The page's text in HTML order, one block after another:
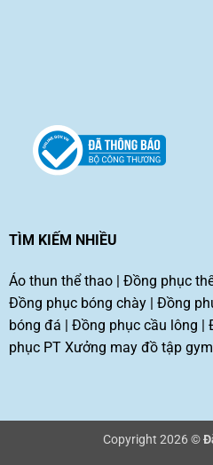
TÌM KIẾM NHIỀU
Áo thun thể thao| Đồng phục
Đồng phục bóng chày| Đồng
bóng đá | Đồng phục cầu lông |
phục PT Xưởng may đồ tập
Copyright 2026 ©